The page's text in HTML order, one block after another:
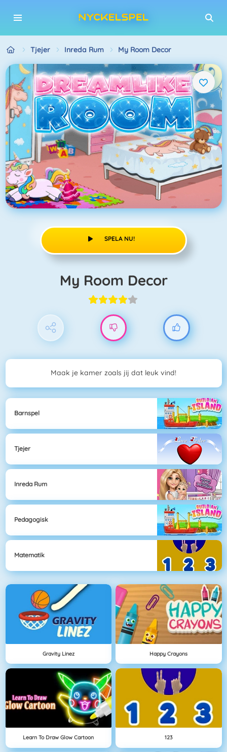
Tjejer Inreda Rum My Room Decor
SPELA NU!
My Room Decor
Maak je kamer zoals jij dat leuk vind!
Barnspel
Tjejer
Inreda Rum
Pedagogisk
Matematik
Gravity Linez Happy Crayons
Learn To Draw Glow Cartoon 123